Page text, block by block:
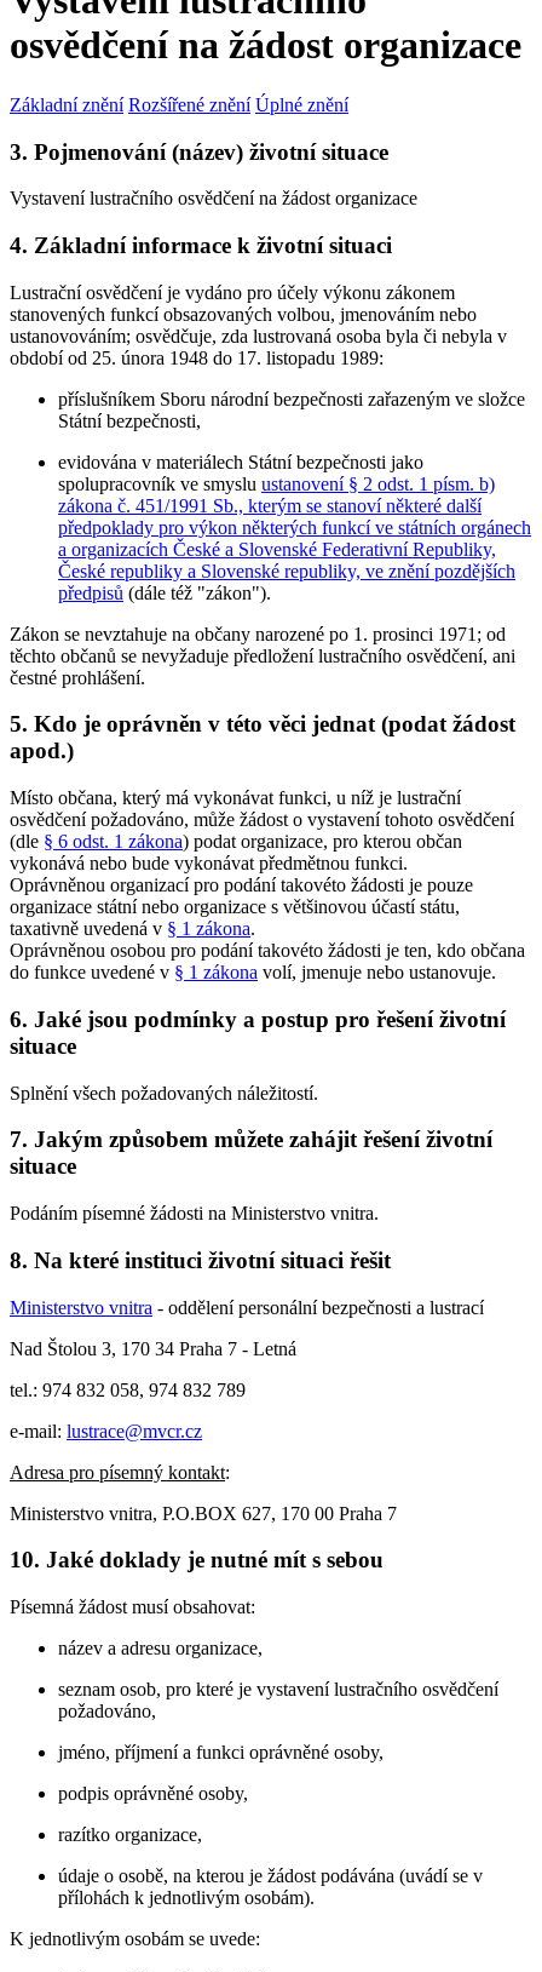
osvědčení na žádost organizace
Základní znění Rozšířené znění Úplné znění
3. Pojmenování (název) životní situace
Vystavení lustračního osvědčení na žádost organizace
4. Základní informace k životní situaci
Lustrační osvědčení je vydáno pro účely výkonu zákonem
stanovených funkcí obsazovaných volbou, jmenováním nebo
ustanovováním; osvědčuje, zda lustrovaná osoba byla či nebyla v
období od 25. února 1948 do 17. listopadu 1989:
příslušníkem Sboru národní bezpečnosti zařazeným ve složce
Státní bezpečnosti,
evidována v materiálech Státní bezpečnosti jako
spolupracovník ve smyslu ustanovení § 2 odst. 1 písm. b)
zákona č. 451/1991 Sb., kterým se stanoví některé další
předpoklady pro výkon některých funkcí ve státních orgánech
a organizacích České a Slovenské Federativní Republiky,
České republiky a Slovenské republiky, ve znění pozdějších
předpisů (dále též "zákon").
Zákon se nevztahuje na občany narozené po 1. prosinci 1971; od
těchto občanů se nevyžaduje předložení lustračního osvědčení, ani
čestné prohlášení.
5. Kdo je oprávněn v této věci jednat (podat žádost
apod.)
Místo občana, který má vykonávat funkci, u níž je lustrační
osvědčení požadováno, může žádost o vystavení tohoto osvědčení
(dle § 6 odst. 1 zákona) podat organizace, pro kterou občan
vykonává nebo bude vykonávat předmětnou funkci.
Oprávněnou organizací pro podání takovéto žádosti je pouze
organizace státní nebo organizace s většinovou účastí státu,
taxativně uvedená v § 1 zákona.
Oprávněnou osobou pro podání takovéto žádosti je ten, kdo občana
do funkce uvedené v § 1 zákona volí, jmenuje nebo ustanovuje.
6. Jaké jsou podmínky a postup pro řešení životní
situace
Splnění všech požadovaných náležitostí.
7. Jakým způsobem můžete zahájit řešení životní
situace
Podáním písemné žádosti na Ministerstvo vnitra.
8. Na které instituci životní situaci řešit
Ministerstvo vnitra - oddělení personální bezpečnosti a lustrací
Nad Štolou 3, 170 34 Praha 7 - Letná
tel.: 974 832 058, 974 832 789
e-mail: lustrace@mvcr.cz
Adresa pro písemný kontakt:
Ministerstvo vnitra, P.O.BOX 627, 170 00 Praha 7
10. Jaké doklady je nutné mít s sebou
Písemná žádost musí obsahovat:
název a adresu organizace,
seznam osob, pro které je vystavení lustračního osvědčení
požadováno,
jméno, příjmení a funkci oprávněné osoby,
podpis oprávněné osoby,
razítko organizace,
údaje o osobě, na kterou je žádost podávána (uvádí se v
přílohách k jednotlivým osobám).
K jednotlivým osobám se uvede: